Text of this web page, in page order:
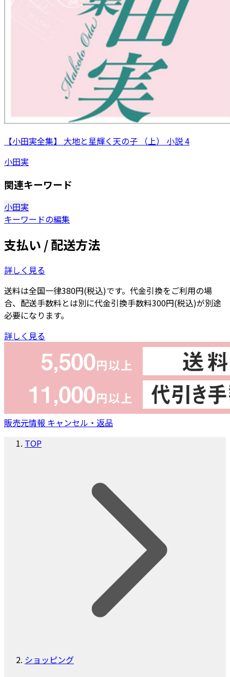
【小田実全集】 大地と星輝く天の子 （上） 小説 4
小田実
関連キーワード
小田実
キーワードの編集
支払い / 配送方法
詳しく見る
送料は全国一律380円(税込)です。代金引換をご利用の場
合、配送手数料とは別に代金引換手数料300円(税込)が別途
必要になります。
詳しく見る
販売元情報 キャンセル・返品
TOP
ショッピング